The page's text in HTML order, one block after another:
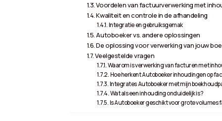
Voordelen van factuurverwerking met
Kwaliteit en controle in de afhandeling
Integratie en gebruiksgemak
Autoboeker vs. andere oplossingen
De oplossing voor verwerking van jouw
Veelgestelde vragen
Waarom is verwerking van facturen met
Hoe herkent Autoboeker inhoudingen op
Integrates Autoboeker met mijn
Wat als een inhouding onduidelijk is?
Is Autoboeker geschikt voor grote